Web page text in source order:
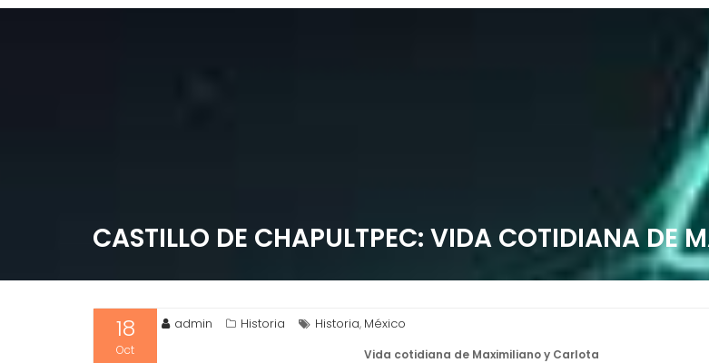
CASTILLO DE CHAPULTPEC: VIDA COTIDIANA DE
18
Oct
admin Historia Historia, México
Vida cotidiana de Maximiliano y Carlota